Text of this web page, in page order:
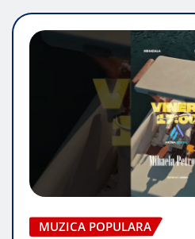
MUZICA POPULARA